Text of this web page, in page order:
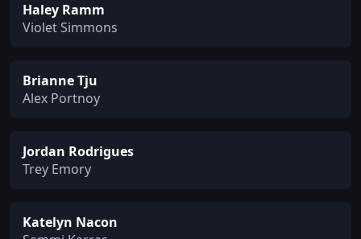
Haley Ramm
Violet Simmons
Brianne Tju
Alex Portnoy
Jordan Rodrigues
Trey Emory
Katelyn Nacon